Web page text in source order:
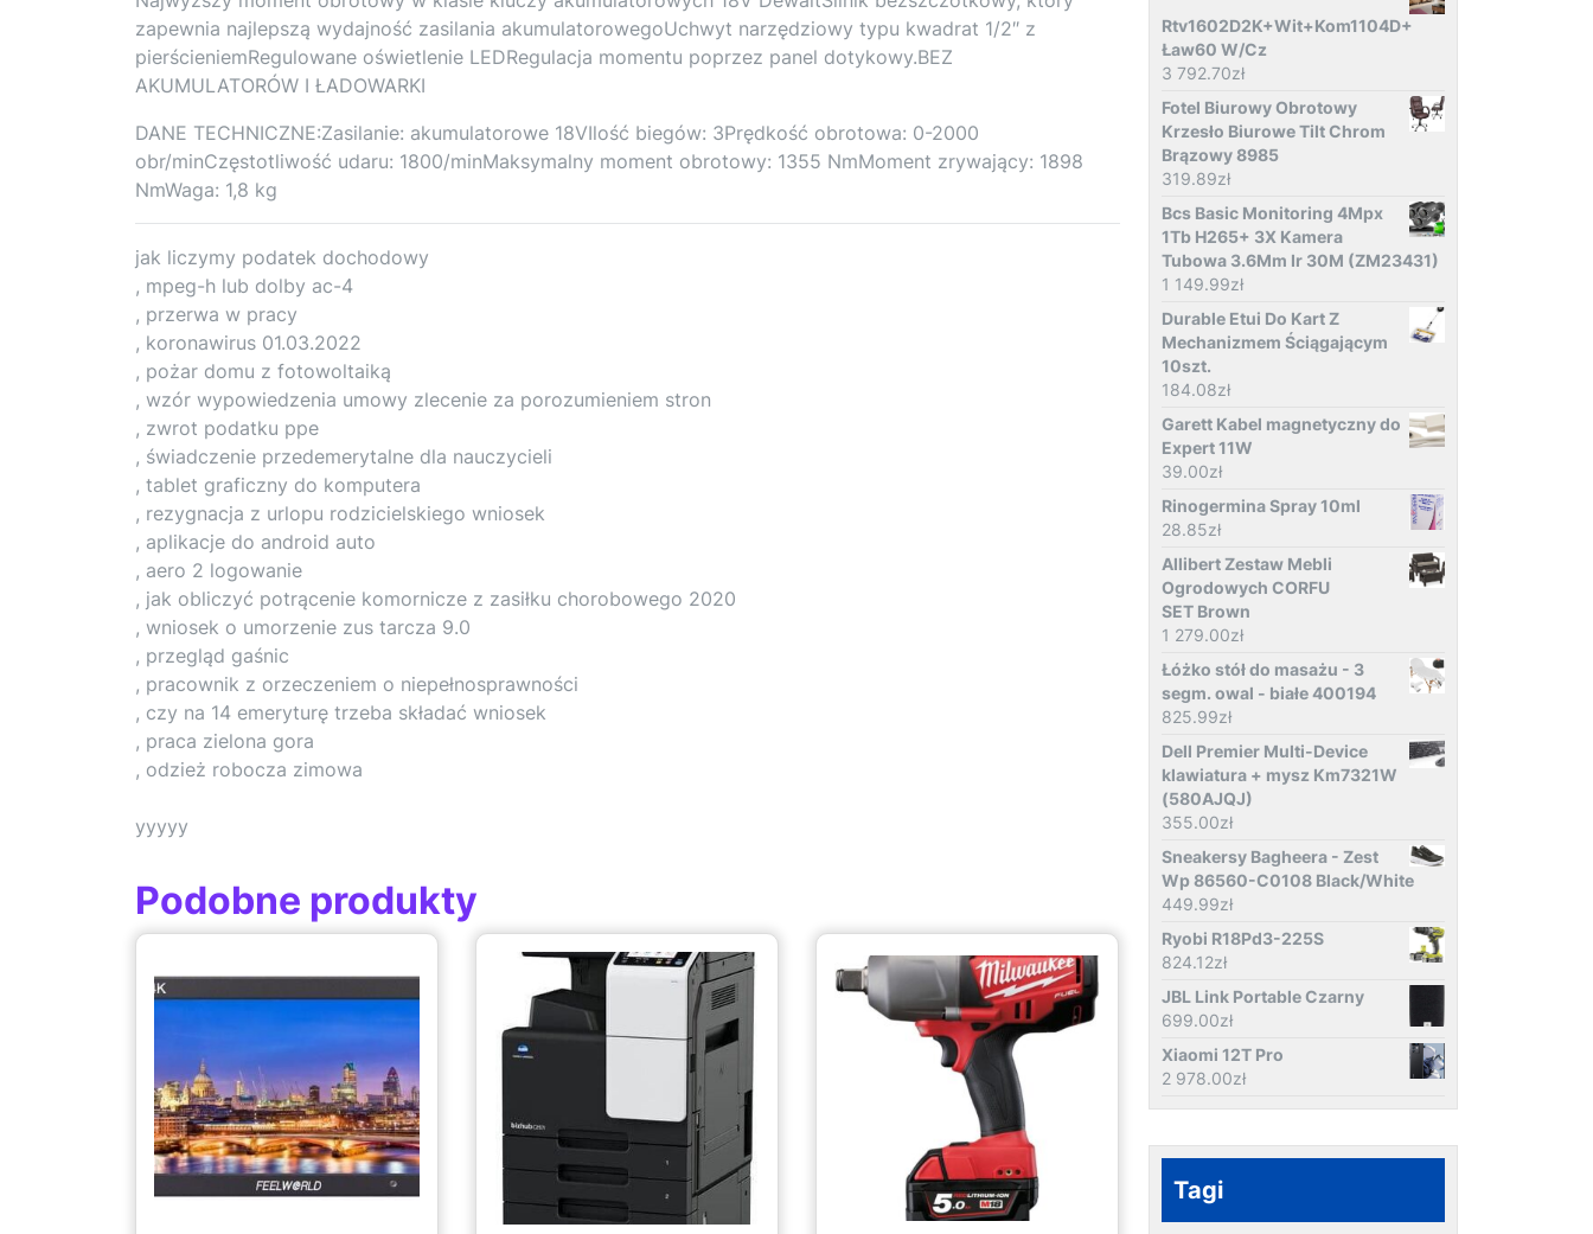
zapewnia najlepszą wydajność zasilania akumulatorowegoUchwyt narzędziowy typu kwadrat 1/2″ z
pierścieniemRegulowane oświetlenie LEDRegulacja momentu poprzez panel dotykowy.BEZ
AKUMULATORÓW I ŁADOWARKI
DANE TECHNICZNE:Zasilanie: akumulatorowe 18VIlość biegów: 3Prędkość obrotowa: 0-2000
obr/minCzęstotliwość udaru: 1800/minMaksymalny moment obrotowy: 1355 NmMoment zrywający: 1898
NmWaga: 1,8 kg
jak liczymy podatek dochodowy
, mpeg-h lub dolby ac-4
, przerwa w pracy
, koronawirus 01.03.2022
, pożar domu z fotowoltaiką
, wzór wypowiedzenia umowy zlecenie za porozumieniem stron
, zwrot podatku ppe
, świadczenie przedemerytalne dla nauczycieli
, tablet graficzny do komputera
, rezygnacja z urlopu rodzicielskiego wniosek
, aplikacje do android auto
, aero 2 logowanie
, jak obliczyć potrącenie komornicze z zasiłku chorobowego 2020
, wniosek o umorzenie zus tarcza 9.0
, przegląd gaśnic
, pracownik z orzeczeniem o niepełnosprawności
, czy na 14 emeryturę trzeba składać wniosek
, praca zielona gora
, odzież robocza zimowa
yyyyy
Podobne produkty
Rtv1602D2K+Wit+Kom1104D+
Ław60 W/Cz
3 792.70zł
Fotel Biurowy Obrotowy
Krzesło Biurowe Tilt Chrom
Brązowy 8985
319.89zł
Bcs Basic Monitoring 4Mpx
1Tb H265+ 3X Kamera
Tubowa 3.6Mm Ir 30M (ZM23431)
1 149.99zł
Durable Etui Do Kart Z
Mechanizmem Ściągającym
10szt.
184.08zł
Garett Kabel magnetyczny do
Expert 11W
39.00zł
Rinogermina Spray 10ml
28.85zł
Allibert Zestaw Mebli
Ogrodowych CORFU
SET Brown
1 279.00zł
Łóżko stół do masażu - 3
segm. owal - białe 400194
825.99zł
Dell Premier Multi-Device
klawiatura + mysz Km7321W
(580AJQJ)
355.00zł
Sneakersy Bagheera - Zest
Wp 86560-C0108 Black/White
449.99zł
Ryobi R18Pd3-225S
824.12zł
JBL Link Portable Czarny
699.00zł
Xiaomi 12T Pro
2 978.00zł
Tagi